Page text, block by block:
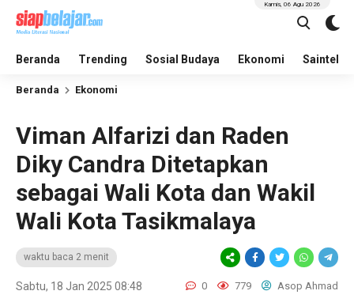
Beranda Trending Sosial Budaya Ekonomi Saintek
Kamis, 06 Agu 2026
Beranda Ekonomi
Viman Alfarizi dan Raden
Diky Candra Ditetapkan
sebagai Wali Kota dan Wakil
Wali Kota Tasikmalaya
waktu baca 2 menit
Sabtu, 18 Jan 2025 08:48 0 779 Asop Ahmad